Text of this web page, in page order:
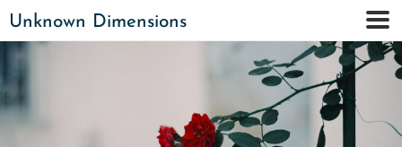
Unknown Dimensions